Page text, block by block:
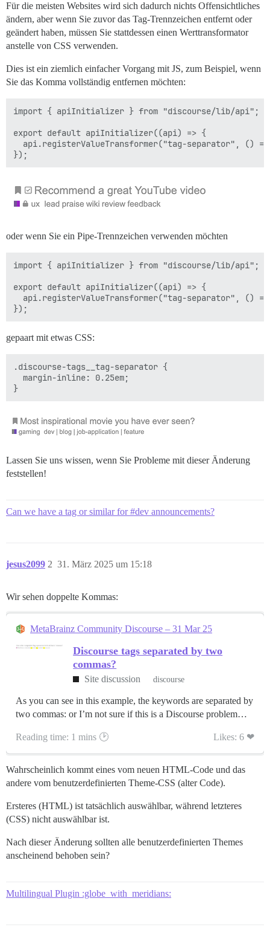
Für die meisten Websites wird sich dadurch nichts Offensichtliches
ändern, aber wenn Sie zuvor das Tag-Trennzeichen entfernt oder
geändert haben, müssen Sie stattdessen einen Werttransformator
anstelle von CSS verwenden.
Dies ist ein ziemlich einfacher Vorgang mit JS, zum Beispiel, wenn
Sie das Komma vollständig entfernen möchten:
import { apiInitializer } from "discourse/lib/api";
export default apiInitializer((api) => {
api.registerValueTransformer("tag-separator", ()
oder wenn Sie ein Pipe-Trennzeichen verwenden möchten
import { apiInitializer } from "discourse/lib/api";
export default apiInitializer((api) => {
api.registerValueTransformer("tag-separator", ()
gepaart mit etwas CSS:
.discourse-tags__tag-separator {
  margin-inline: 0.25em;
Lassen Sie uns wissen, wenn Sie Probleme mit dieser Änderung
feststellen!
Can we have a tag or similar for #dev announcements?
jesus2099 31. März 2025 um 15:18
2
Wir sehen doppelte Kommas:
MetaBrainz Community Discourse – 31 Mar 25
Discourse tags separated by two
commas?
Site discussion discourse
As you can see in this example, the keywords are separated by
two commas: or I’m not sure if this is a Discourse problem…
Reading time: 1 mins 🕑 Likes: 6 ❤
Wahrscheinlich kommt eines vom neuen HTML-Code und das
andere vom benutzerdefinierten Theme-CSS (alter Code).
Ersteres (HTML) ist tatsächlich auswählbar, während letzteres
(CSS) nicht auswählbar ist.
Nach dieser Änderung sollten alle benutzerdefinierten Themes
anscheinend behoben sein?
Multilingual Plugin :globe_with_meridians: